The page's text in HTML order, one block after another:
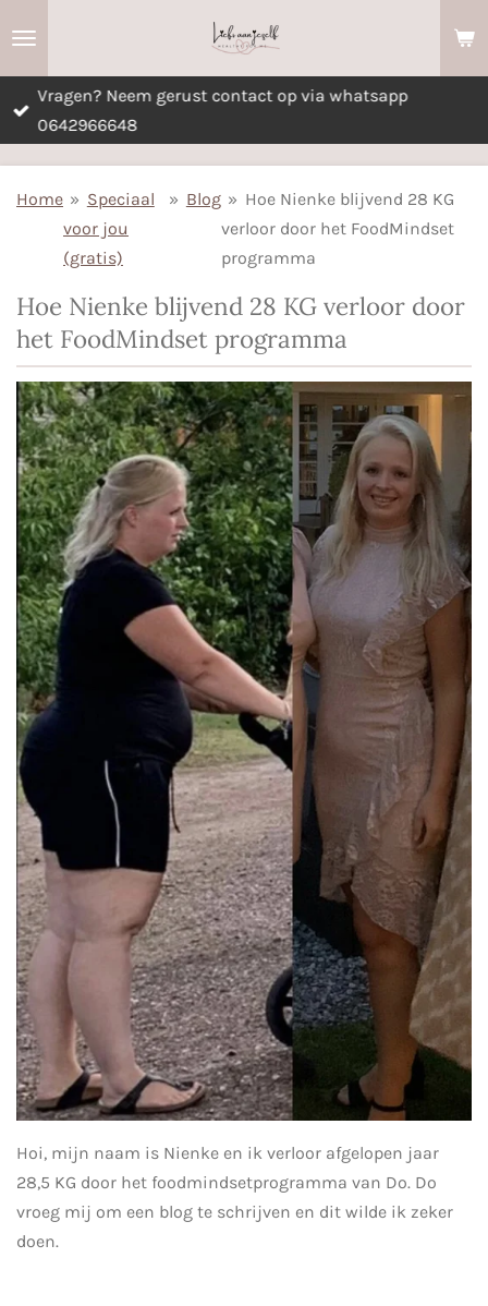
de
hoofdinhoud
Vragen? Neem gerust contact op via whatsapp
0642966648
Home » Speciaal
voor jou
(gratis)
» Blog » Hoe Nienke blijvend 28 KG
verloor door het FoodMindset
programma
Hoe Nienke blijvend 28 KG verloor door
het FoodMindset programma
Hoi, mijn naam is Nienke en ik verloor afgelopen jaar
28,5 KG door het foodmindsetprogramma van Do. Do
vroeg mij om een blog te schrijven en dit wilde ik zeker
doen.